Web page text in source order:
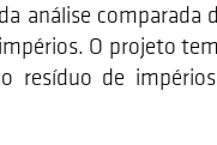
análise comparada
O projeto
resíduo de